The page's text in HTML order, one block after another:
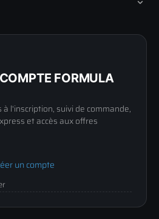
FORMULA
l'inscription, suivi de commande,
et accès aux offres
un compte